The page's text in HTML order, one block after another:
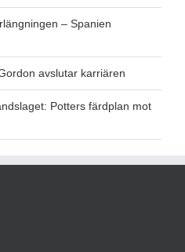
– Spanien
avslutar karriären
Potters färdplan mot